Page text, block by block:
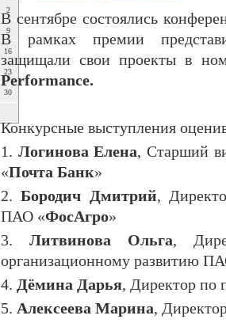
2
9
16
23
30
В сентябре состоялись
В рамках премии
защищали свои проекты в
Performance.
Конкурсные выступления
1. Логинова Елена, Старший
«Почта Банк»
2.Бородич Дмитрий,
ПАО «ФосАгро»
3.Литвинова Ольга,
организационному развитию
4. Дёмина Дарья, Директор по
5. Алексеева Марина,